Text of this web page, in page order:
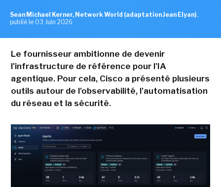
Sean Michael Kerner, Network World (adaptation Jean Elyan) ,
publié le 03 Juin 2026
Le fournisseur ambitionne de devenir
l'infrastructure de référence pour l'IA
agentique. Pour cela, Cisco a présenté plusieurs
outils autour de l'observabilité, l'automatisation
du réseau et la sécurité.